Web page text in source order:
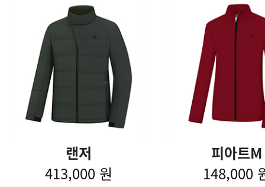
랜저
413,000 원
피아트M
148,000